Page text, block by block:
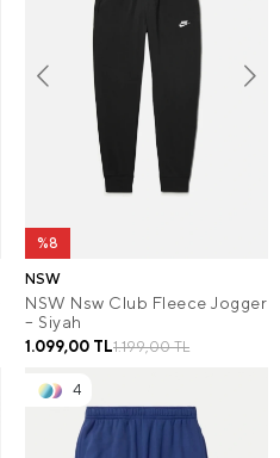
%8
NSW
NSW Nsw Club Fleece Jogger
– Siyah
1.199,00 TL
1.099,00 TL
4